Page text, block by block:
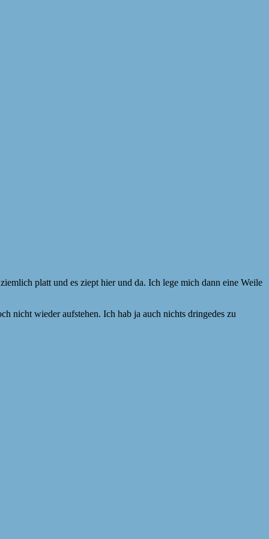
platt und es ziept hier und da. Ich lege mich dann eine Weile
nicht wieder aufstehen. Ich hab ja auch nichts dringedes zu